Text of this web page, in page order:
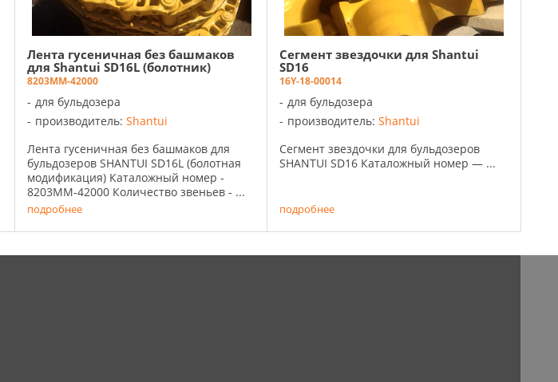
Лента гусеничная без башмаков
для Shantui SD16L (болотник)
8203MM-42000
для бульдозера
производитель: Shantui
Лента гусеничная без башмаков для
бульдозеров SHANTUI SD16L (болотная
модификация) Каталожный номер -
8203MM-42000 Количество звеньев - ...
подробнее
Сегмент звездочки для Shantui
SD16
16Y-18-00014
для бульдозера
производитель:Shantui
Сегмент звездочки для бульдозеров
SHANTUI SD16 Каталожный номер — ...
подробнее